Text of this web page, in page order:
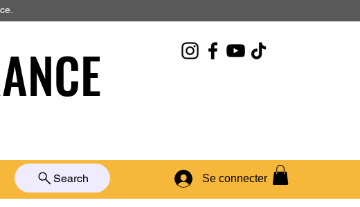
Se connecter
Search